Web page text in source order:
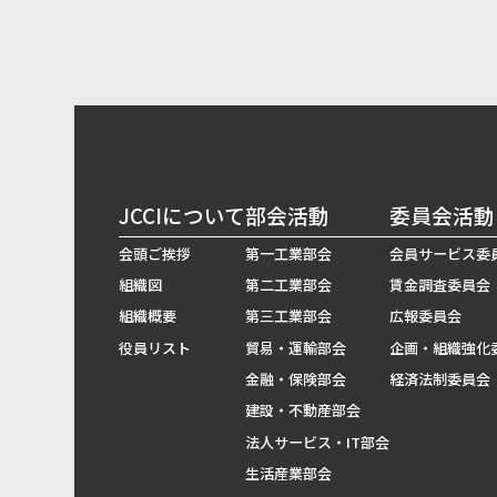
JCCIについて
会頭ご挨拶
組織図
組織概要
役員リスト
部会活動
第一工業部会
第二工業部会
第三工業部会
貿易・運輸部会
金融・保険部会
建設・不動産部会
法人サービス・IT部会
生活産業部会
委員会活動
会員サービス委
賃金調査委員会
広報委員会
企画・組織強化
経済法制委員会